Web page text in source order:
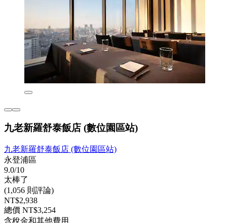
九老新羅舒泰飯店 (數位園區站)
九老新羅舒泰飯店 (數位園區站)
永登浦區
9.0/10
太棒了
(1,056 則評論)
NT$2,938
總價 NT$3,254
含稅金和其他費用